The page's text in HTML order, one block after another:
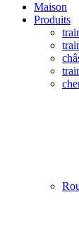
Maison
Produits